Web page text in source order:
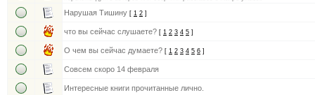
Нарушая Тишину [ 1 2 ]
что вы сейчас слушаете? [ 1 2 3 4 5 ]
О чем вы сейчас думаете? [ 1 2 3 4 5 6 ]
Совсем скоро 14 февраля
Интересные книги прочитанные лично.